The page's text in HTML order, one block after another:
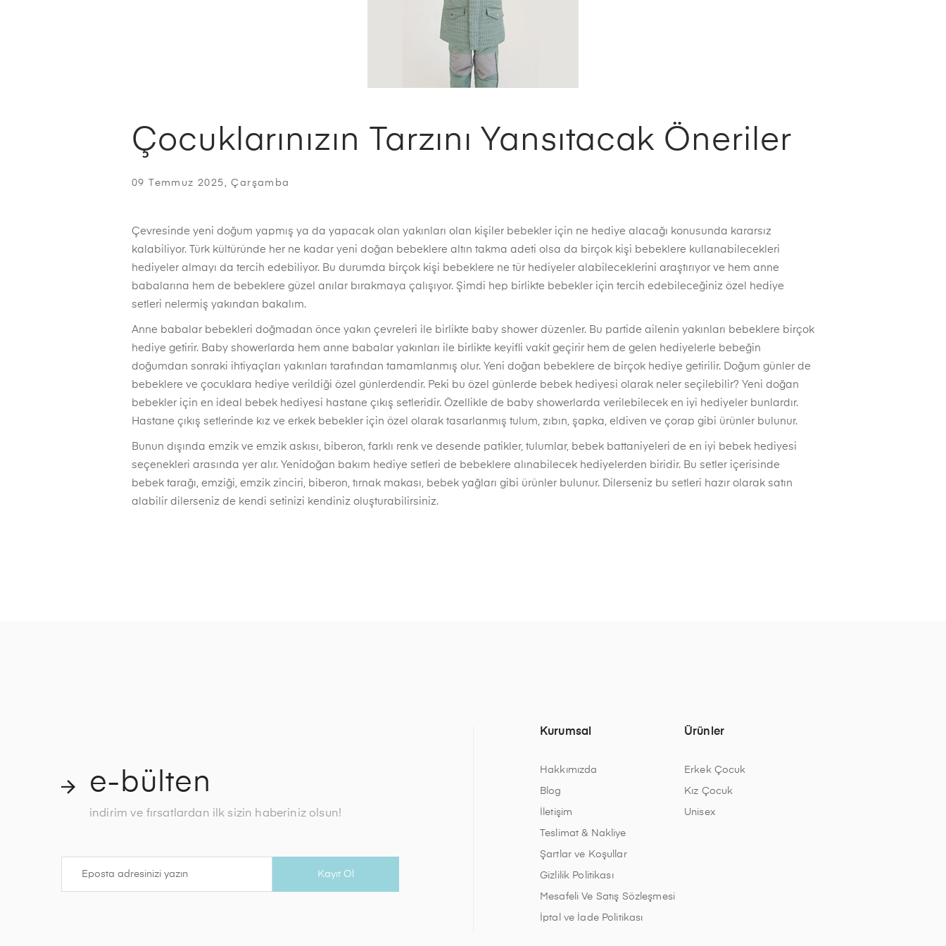
Çocuklarınızın Tarzını Yansıtacak Öneriler
09 Temmuz 2025, Çarşamba
Çevresinde yeni doğum yapmış ya da yapacak olan yakınları olan kişiler bebekler için ne hediye alacağı konusunda kararsız
kalabiliyor. Türk kültüründe her ne kadar yeni doğan bebeklere altın takma adeti olsa da birçok kişi bebeklere kullanabilecekleri
hediyeler almayı da tercih edebiliyor. Bu durumda birçok kişi bebeklere ne tür hediyeler alabileceklerini araştırıyor ve hem anne
babalarına hem de bebeklere güzel anılar bırakmaya çalışıyor. Şimdi hep birlikte bebekler için tercih edebileceğiniz özel hediye
setleri nelermiş yakından bakalım.
Anne babalar bebekleri doğmadan önce yakın çevreleri ile birlikte baby shower düzenler. Bu partide ailenin yakınları bebeklere birçok
hediye getirir. Baby showerlarda hem anne babalar yakınları ile birlikte keyifli vakit geçirir hem de gelen hediyelerle bebeğin
doğumdan sonraki ihtiyaçları yakınları tarafından tamamlanmış olur. Yeni doğan bebeklere de birçok hediye getirilir. Doğum günler de
bebeklere ve çocuklara hediye verildiği özel günlerdendir. Peki bu özel günlerde bebek hediyesi olarak neler seçilebilir? Yeni doğan
bebekler için en ideal bebek hediyesi hastane çıkış setleridir. Özellikle de baby showerlarda verilebilecek en iyi hediyeler bunlardır.
Hastane çıkış setlerinde kız ve erkek bebekler için özel olarak tasarlanmış tulum, zıbın, şapka, eldiven ve çorap gibi ürünler bulunur.
Bunun dışında emzik ve emzik askısı, biberon, farklı renk ve desende patikler, tulumlar, bebek battaniyeleri de en iyi bebek hediyesi
seçenekleri arasında yer alır. Yenidoğan bakım hediye setleri de bebeklere alınabilecek hediyelerden biridir. Bu setler içerisinde
bebek tarağı, emziği, emzik zinciri, biberon, tırnak makası, bebek yağları gibi ürünler bulunur. Dilerseniz bu setleri hazır olarak satın
alabilir dilerseniz de kendi setinizi kendiniz oluşturabilirsiniz.
e-bülten
indirim ve fırsatlardan ilk sizin haberiniz olsun!
Kayıt Ol
Kurumsal
Hakkımızda
Blog
İletişim
Teslimat & Nakliye
Şartlar ve Koşullar
Gizlilik Politikası
Mesafeli Ve Satış Sözleşmesi
İptal ve İade Politikası
Ürünler
Erkek Çocuk
Kız Çocuk
Unisex